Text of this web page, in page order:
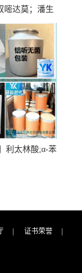
嘧达莫；潘生
剂-湖北研科时
止境;“科”学创
证；支持定
MSDS等技术
！
利太林酸;α-苯
支持定制；检
证书荣誉